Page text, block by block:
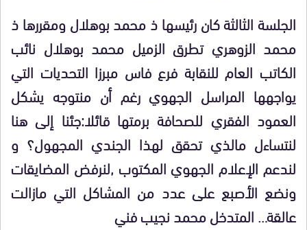
الجلسة الثالثة كان رئيسها ذ محمد بوهلال ومقررها ذ
محمد الزوهري تطرق الزميل محمد بوهلال نائب
الكاتب العام للنقابة فرع فاس مبرزا التحديات التي
يواجهها المراسل الجهوي رغم أن منتوجه يشكل
العمود الفقري للصحافة برمتها قائلا:جئنا إلى هنا
لنتساءل مالذي تحقق لهذا الجندي المجهول؟ و
لندعم الإعلام الجهوي المكتوب ,لنرفض المضايقات
ونضع الأصبع على عدد من المشاكل التي مازالت
عالقة… المتدخل محمد نجيب فني